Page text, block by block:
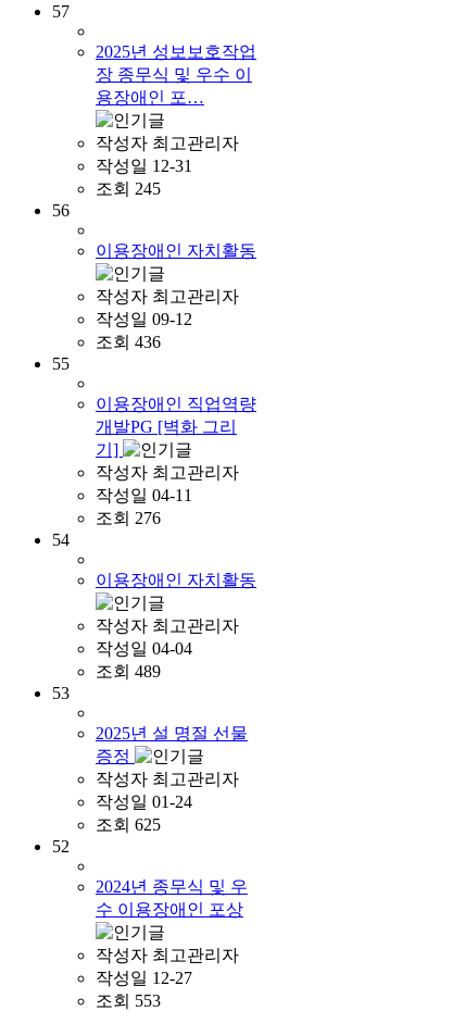
57
2025년 성보보호작업
장 종무식 및 우수 이
용장애인 포…
작성자 최고관리자
작성일 12-31
조회 245
56
이용장애인 자치활동
작성자 최고관리자
작성일 09-12
조회 436
55
이용장애인 직업역량
개발PG [벽화 그리
기]
작성자 최고관리자
작성일 04-11
조회 276
54
이용장애인 자치활동
작성자 최고관리자
작성일 04-04
조회 489
53
2025년 설 명절 선물
증정
작성자 최고관리자
작성일 01-24
조회 625
52
2024년 종무식 및 우
수 이용장애인 포상
작성자 최고관리자
작성일 12-27
조회 553